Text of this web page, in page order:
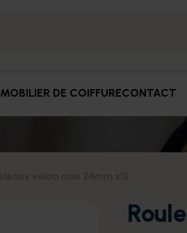
MOBILIER DE COIFFURECONTACT